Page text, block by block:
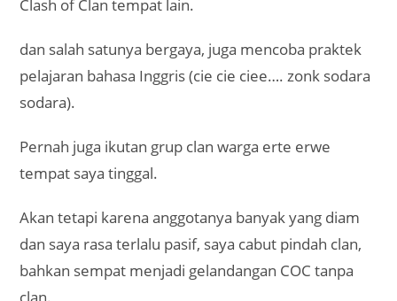
Clash of Clan tempat lain.
dan salah satunya bergaya, juga mencoba praktek
pelajaran bahasa Inggris (cie cie ciee…. zonk sodara
sodara).
Pernah juga ikutan grup clan warga erte erwe
tempat saya tinggal.
Akan tetapi karena anggotanya banyak yang diam
dan saya rasa terlalu pasif, saya cabut pindah clan,
bahkan sempat menjadi gelandangan COC tanpa